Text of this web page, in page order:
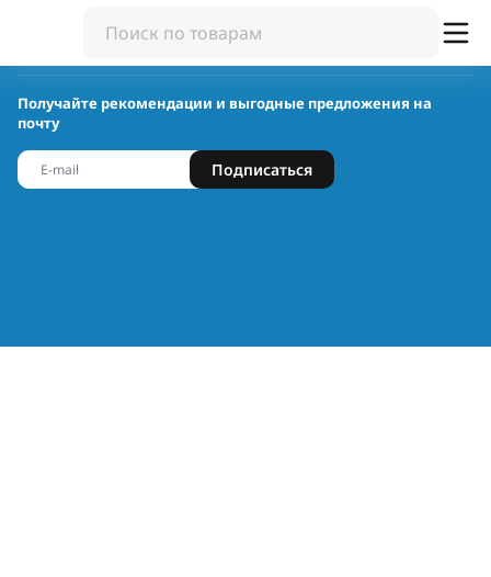
Получайте рекомендации и выгодные предложения на
почту
Подписаться